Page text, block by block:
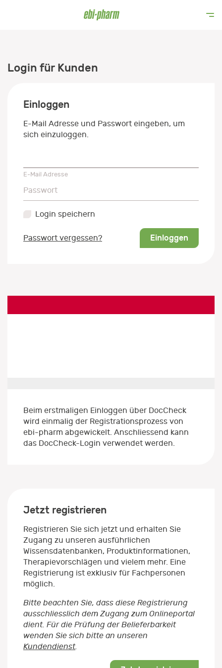
Login für Kunden
Einloggen
E-Mail Adresse und Passwort eingeben, um
sich einzuloggen.
E-Mail Adresse
Passwort
Passwort
Login speichern
Passwort vergessen? Einloggen
Beim erstmaligen Einloggen über DocCheck
wird einmalig der Registrationsprozess von
ebi-pharm abgewickelt. Anschliessend kann
das DocCheck-Login verwendet werden.
Jetzt registrieren
Registrieren Sie sich jetzt und erhalten Sie
Zugang zu unseren ausführlichen
Wissensdatenbanken, Produktinformationen,
Therapievorschlägen und vielem mehr. Eine
Registrierung ist exklusiv für Fachpersonen
möglich.
Bitte beachten Sie, dass diese Registrierung
ausschliesslich dem Zugang zum Onlineportal
dient. Für die Prüfung der Belieferbarkeit
wenden Sie sich bitte an unseren
Kundendienst.